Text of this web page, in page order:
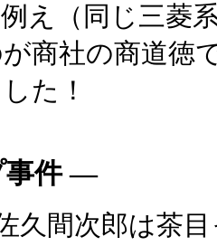
え（同じ三菱
商社の商道徳
た！
事件 ―
久間次郎は茶